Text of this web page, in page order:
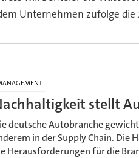
Unternehmen zufolge die
stellt
deutsche Autobranche
in der Supply Chain. Die
Herausforderungen für die